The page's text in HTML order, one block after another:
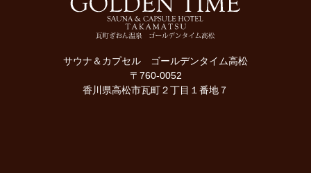
サウナ＆カプセル ゴールデンタイム高松
〒760-0052
香川県高松市瓦町２丁目１番地７